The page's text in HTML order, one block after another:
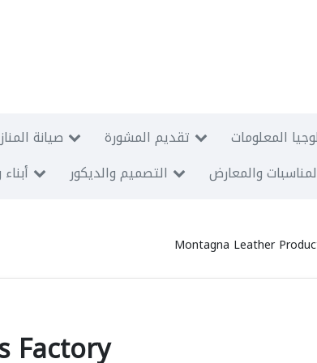
صيانة تقديم المشورة
المعلومات
التصميم والديكور والمعارض
Montagna Leather
Factory